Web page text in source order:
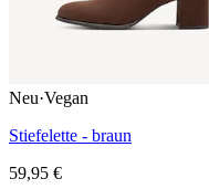
Neu·Vegan
Stiefelette - braun
59,95 €